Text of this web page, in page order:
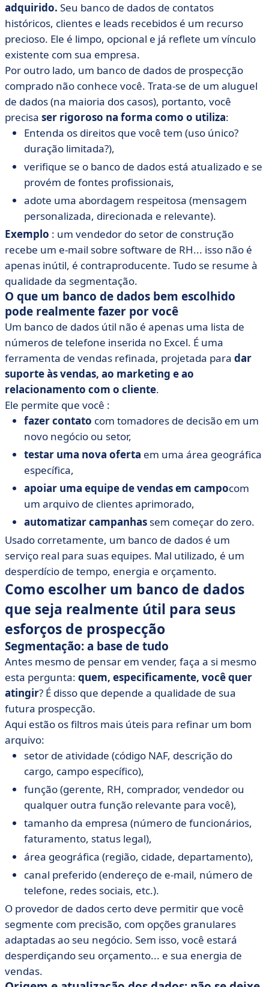
adquirido. Seu banco de dados de contatos
históricos, clientes e leads recebidos é um recurso
precioso. Ele é limpo, opcional e já reflete um vínculo
existente com sua empresa.
Por outro lado, um banco de dados de prospecção
comprado não conhece você. Trata-se de um aluguel
de dados (na maioria dos casos), portanto, você
precisa ser rigoroso na forma como o utiliza:
Entenda os direitos que você tem (uso único?
duração limitada?),
verifique se o banco de dados está atualizado e se
provém de fontes profissionais,
adote uma abordagem respeitosa (mensagem
personalizada, direcionada e relevante).
Exemplo : um vendedor do setor de construção
recebe um e-mail sobre software de RH... isso não é
apenas inútil, é contraproducente. Tudo se resume à
qualidade da segmentação.
O que um banco de dados bem escolhido
pode realmente fazer por você
Um banco de dados útil não é apenas uma lista de
números de telefone inserida no Excel. É uma
ferramenta de vendas refinada, projetada para dar
suporte às vendas, ao marketing e ao
relacionamento com o cliente.
Ele permite que você :
fazer contato com tomadores de decisão em um
novo negócio ou setor,
testar uma nova oferta em uma área geográfica
específica,
apoiar uma equipe de vendas em campocom
um arquivo de clientes aprimorado,
automatizar campanhas sem começar do zero.
Usado corretamente, um banco de dados é um
serviço real para suas equipes. Mal utilizado, é um
desperdício de tempo, energia e orçamento.
Como escolher um banco de dados
que seja realmente útil para seus
esforços de prospecção
Segmentação: a base de tudo
Antes mesmo de pensar em vender, faça a si mesmo
esta pergunta: quem, especificamente, você quer
atingir? É disso que depende a qualidade de sua
futura prospecção.
Aqui estão os filtros mais úteis para refinar um bom
arquivo:
setor de atividade (código NAF, descrição do
cargo, campo específico),
função (gerente, RH, comprador, vendedor ou
qualquer outra função relevante para você),
tamanho da empresa (número de funcionários,
faturamento, status legal),
área geográfica (região, cidade, departamento),
canal preferido (endereço de e-mail, número de
telefone, redes sociais, etc.).
O provedor de dados certo deve permitir que você
segmente com precisão, com opções granulares
adaptadas ao seu negócio. Sem isso, você estará
desperdiçando seu orçamento... e sua energia de
vendas.